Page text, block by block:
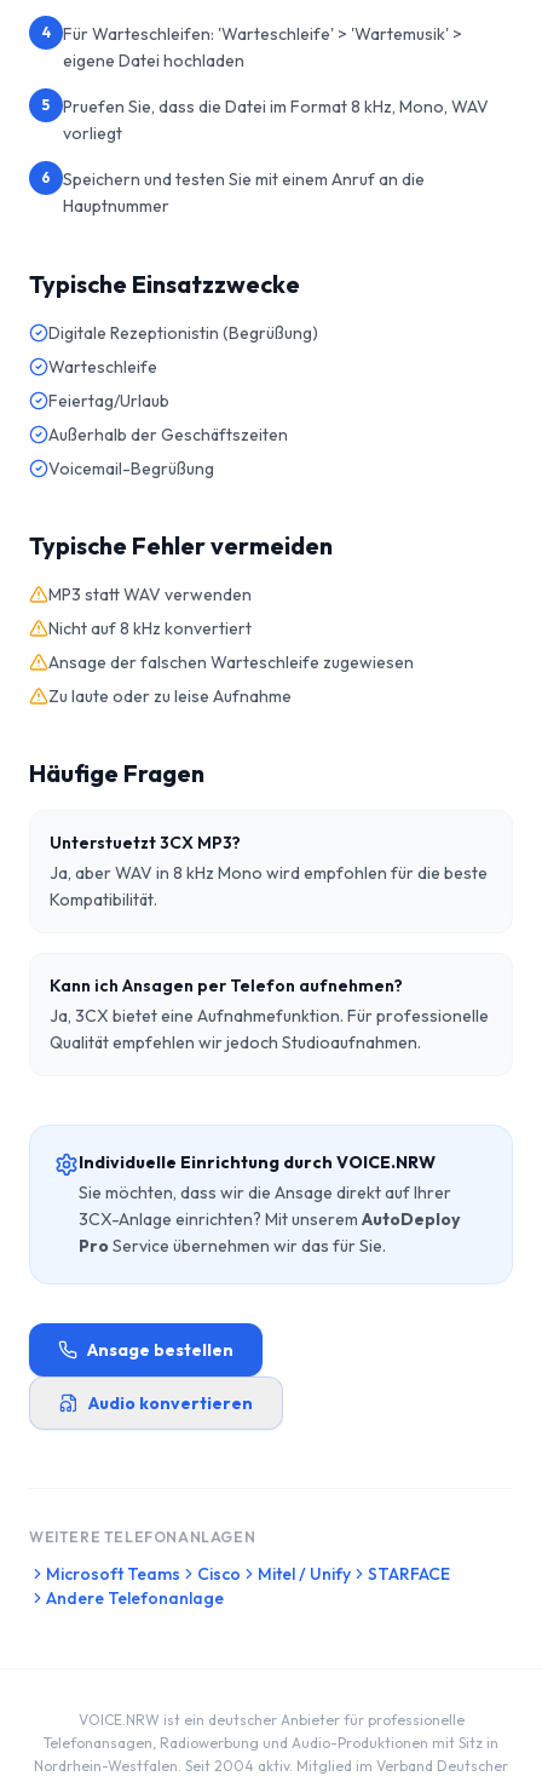
4
Für Warteschleifen: 'Warteschleife' > 'Wartemusik' >
eigene Datei hochladen
5
Pruefen Sie, dass die Datei im Format 8 kHz, Mono, WAV
vorliegt
6
Speichern und testen Sie mit einem Anruf an die
Hauptnummer
Typische Einsatzzwecke
Digitale Rezeptionistin (Begrüßung)
Warteschleife
Feiertag/Urlaub
Außerhalb der Geschäftszeiten
Voicemail-Begrüßung
Typische Fehler vermeiden
MP3 statt WAV verwenden
Nicht auf 8 kHz konvertiert
Ansage der falschen Warteschleife zugewiesen
Zu laute oder zu leise Aufnahme
Häufige Fragen
Unterstuetzt 3CX MP3?
Ja, aber WAV in 8 kHz Mono wird empfohlen für die beste
Kompatibilität.
Kann ich Ansagen per Telefon aufnehmen?
Ja, 3CX bietet eine Aufnahmefunktion. Für professionelle
Qualität empfehlen wir jedoch Studioaufnahmen.
Individuelle Einrichtung durch VOICE.NRW
Sie möchten, dass wir die Ansage direkt auf Ihrer
3CX-Anlage einrichten? Mit unserem AutoDeploy
ProService übernehmen wir das für Sie.
Ansage bestellen
Audio konvertieren
WEITERE TELEFONANLAGEN
Microsoft Teams Cisco Mitel / Unify
STARFACE
Andere Telefonanlage
VOICE.NRW ist ein deutscher Anbieter für professionelle
Telefonansagen, Radiowerbung und Audio-Produktionen mit Sitz in
Nordrhein-Westfalen. Seit 2004 aktiv. Mitglied im Verband Deutscher